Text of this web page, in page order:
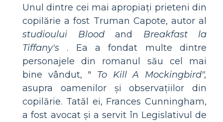
Unul dintre cei mai apropiați prieteni din
copilărie a fost Truman Capote, autor al
studioului Bloodand Breakfast la
Tiffany's . Ea a fondat multe dintre
personajele din romanul său cel mai
bine vândut, " To Kill A Mockingbird",
asupra oamenilor și observațiilor din
copilărie. Tatăl ei, Frances Cunningham,
a fost avocat și a servit în Legislativul de